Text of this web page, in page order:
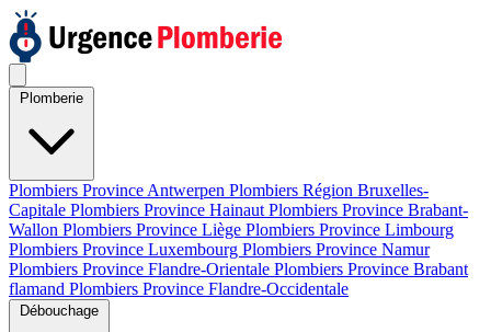
Plombiers Province Antwerpen Plombiers Région Bruxelles-
Capitale Plombiers Province Hainaut Plombiers Province Brabant-
Wallon Plombiers Province Liège Plombiers Province Limbourg
Plombiers Province Luxembourg Plombiers Province Namur
Plombiers Province Flandre-Orientale Plombiers Province Brabant
flamand Plombiers Province Flandre-Occidentale